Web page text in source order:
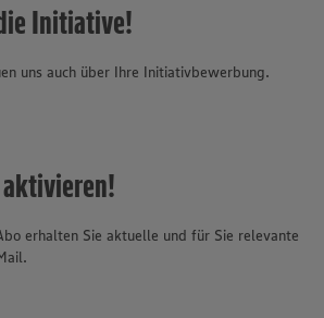
Initiative!
uns auch über Ihre Initiativbewerbung.
erhalten Sie aktuelle und für Sie relevante